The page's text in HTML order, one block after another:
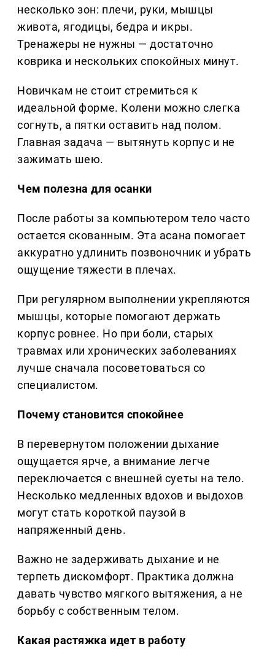
несколько зон: плечи, руки, мышцы
живота, ягодицы, бедра и икры.
Тренажеры не нужны — достаточно
коврика и нескольких спокойных минут.
Новичкам не стоит стремиться к
идеальной форме. Колени можно слегка
согнуть, а пятки оставить над полом.
Главная задача — вытянуть корпус и не
зажимать шею.
Чем полезна для осанки
После работы за компьютером тело часто
остается скованным. Эта асана помогает
аккуратно удлинить позвоночник и убрать
ощущение тяжести в плечах.
При регулярном выполнении укрепляются
мышцы, которые помогают держать
корпус ровнее. Но при боли, старых
травмах или хронических заболеваниях
лучше сначала посоветоваться со
специалистом.
Почему становится спокойнее
В перевернутом положении дыхание
ощущается ярче, а внимание легче
переключается с внешней суеты на тело.
Несколько медленных вдохов и выдохов
могут стать короткой паузой в
напряженный день.
Важно не задерживать дыхание и не
терпеть дискомфорт. Практика должна
давать чувство мягкого вытяжения, а не
борьбу с собственным телом.
Какая растяжка идет в работу